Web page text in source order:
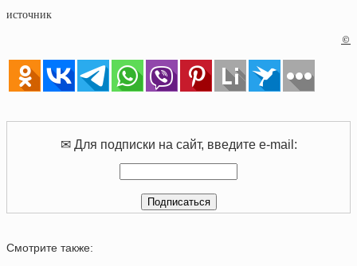
источник
©
✉ Для подписки на сайт, введите e-mail:
Смотрите также: